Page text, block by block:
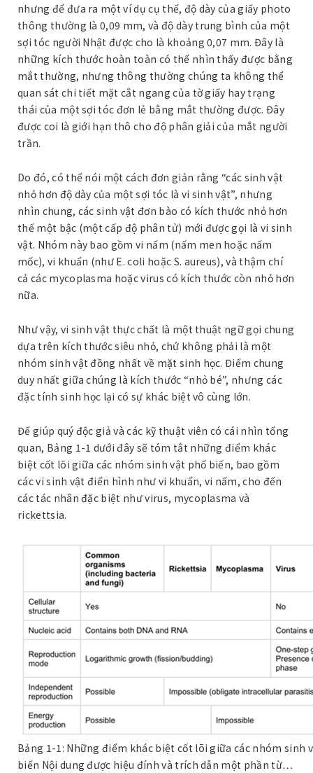
nhưng để đưa ra một ví dụ cụ thể, độ dày của giấy photo
thông thường là 0,09 mm, và độ dày trung bình của một
sợi tóc người Nhật được cho là khoảng 0,07 mm. Đây là
những kích thước hoàn toàn có thể nhìn thấy được bằng
mắt thường, nhưng thông thường chúng ta không thể
quan sát chi tiết mặt cắt ngang của tờ giấy hay trạng
thái của một sợi tóc đơn lẻ bằng mắt thường được. Đây
được coi là giới hạn thô cho độ phân giải của mắt người
trần.
Do đó, có thể nói một cách đơn giản rằng “các sinh vật
nhỏ hơn độ dày của một sợi tóc là vi sinh vật”, nhưng
nhìn chung, các sinh vật đơn bào có kích thước nhỏ hơn
thế một bậc (một cấp độ phân tử) mới được gọi là vi sinh
vật. Nhóm này bao gồm vi nấm (nấm men hoặc nấm
mốc), vi khuẩn (như E. coli hoặc S. aureus), và thậm chí
cả các mycoplasma hoặc virus có kích thước còn nhỏ hơn
nữa.
Như vậy, vi sinh vật thực chất là một thuật ngữ gọi chung
dựa trên kích thước siêu nhỏ, chứ không phải là một
nhóm sinh vật đồng nhất về mặt sinh học. Điểm chung
duy nhất giữa chúng là kích thước “nhỏ bé”, nhưng các
đặc tính sinh học lại có sự khác biệt vô cùng lớn.
Để giúp quý độc giả và các kỹ thuật viên có cái nhìn tổng
quan, Bảng 1-1 dưới đây sẽ tóm tắt những điểm khác
biệt cốt lõi giữa các nhóm sinh vật phổ biến, bao gồm
các vi sinh vật điển hình như vi khuẩn, vi nấm, cho đến
các tác nhân đặc biệt như virus, mycoplasma và
rickettsia.
Bảng 1-1: Những điểm khác biệt cốt lõi giữa các nhóm sinh
biến Nội dung được hiệu đính và trích dẫn một phần từ…